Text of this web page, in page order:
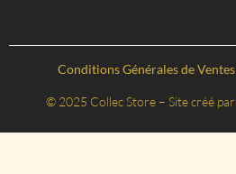
Conditions Générales de Ventes
© 2025 Collec Store – Site créé par